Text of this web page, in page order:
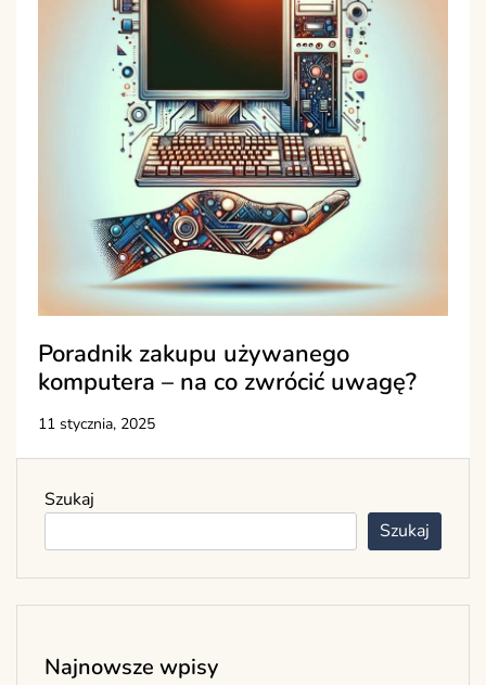
Poradnik zakupu używanego
komputera – na co zwrócić uwagę?
11 stycznia, 2025
Szukaj
Szukaj
Najnowsze wpisy